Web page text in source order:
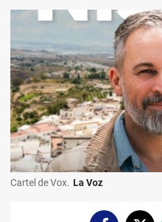
Cartel de Vox. La Voz